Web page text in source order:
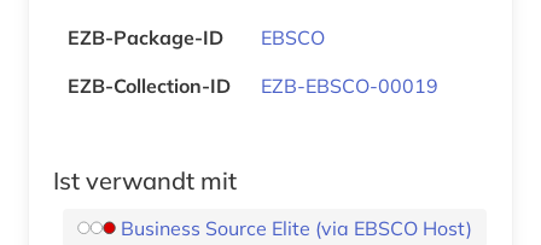
EZB-Package-ID
EBSCO
EZB-Collection-ID
EZB-EBSCO-00019
Ist verwandt mit
Business Source Elite (via EBSCO Host)